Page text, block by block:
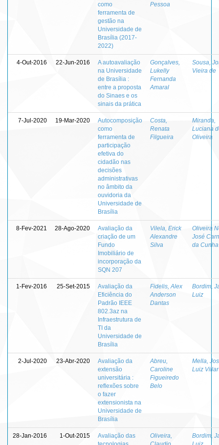
como
ferramenta de
gestão na
Universidade de
Brasília (2017-
2022)
Pessoa
4-Out-2016 22-Jun-2016
A autoavaliação
na Universidade
de Brasília :
entre a proposta
do Sinaes e os
sinais da prática
Gonçalves,
Lukelly
Fernanda
Amaral
Sousa,
Vieira de
7-Jul-2020 19-Mar-2020
Autocomposição
como
ferramenta de
participação
efetiva do
cidadão nas
decisões
administrativas
no âmbito da
ouvidoria da
Universidade de
Brasília
Costa,
Renata
Filgueira
Miranda,
Luciana
Oliveira
8-Fev-2021 28-Ago-2020
Avaliação da
criação de um
Fundo
Imobiliário de
incorporação da
SQN 207
Vilela, Erick
Alexandre
Silva
Oliveira
José
da Cunha
1-Fev-2016 25-Set-2015
Avaliação da
Eficiência do
Padrão IEEE
802.3az na
Infraestrutura de
TI da
Universidade de
Brasília
Fidelis, Alex
Anderson
Dantas
Bordim,
Luiz
2-Jul-2020 23-Abr-2020
Avaliação da
extensão
universitária :
reflexões sobre
o fazer
extensionista na
Universidade de
Brasília
Abreu,
Caroline
Figueiredo
Belo
Mella,
Luiz Villar
28-Jan-2016 1-Out-2015
Avaliação das
Oliveira,
Bordim,